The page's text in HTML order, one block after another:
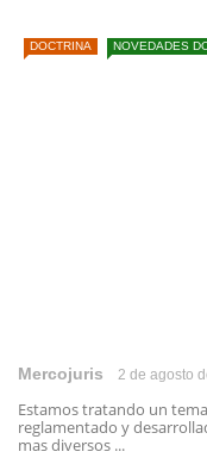
DOCTRINA NOVEDADES
Mercojuris 2 de agosto
Estamos tratando un
reglamentado y
mas diversos ...